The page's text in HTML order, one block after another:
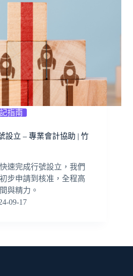
指南
設立 – 專業會計協助 | 竹
速完成行號設立，我們
步申請到核准，全程高
與精力。
09-17